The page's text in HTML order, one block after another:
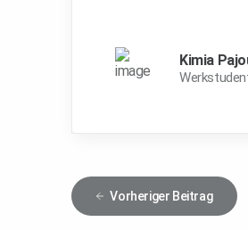
Kimia
Vorheriger Beitrag